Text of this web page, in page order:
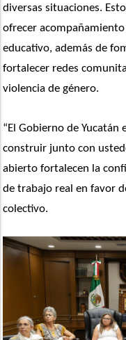
diversas situaciones.
ofrecer
educativo, además de
fortalecer redes
violencia de género.
“El Gobierno de
construir junto con
abierto fortalecen la
de trabajo real en favor
colectivo.